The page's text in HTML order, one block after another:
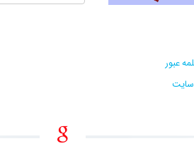
عبور
سایت